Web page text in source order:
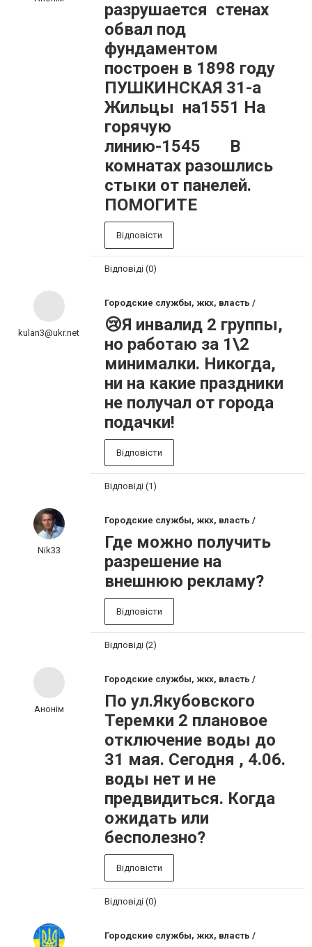
разрушается стенах
обвал под
фундаментом
построен в 1898 году
ПУШКИНСКАЯ 31-а
Жильцы на1551 На
горячую
линию-1545 В
комнатах разошлись
стыки от панелей.
ПОМОГИТЕ
Відповісти
Відповіді (0)
kulan3@ukr.net
Городские службы, жкх, власть /
😢Я инвалид 2 группы,
но работаю за 1\2
минималки. Никогда,
ни на какие праздники
не получал от города
подачки!
Відповісти
Відповіді (1)
Nik33
Городские службы, жкх, власть /
Где можно получить
разрешение на
внешнюю рекламу?
Відповісти
Відповіді (2)
Анонім
Городские службы, жкх, власть /
По ул.Якубовского
Теремки 2 плановое
отключение воды до
31 мая. Сегодня , 4.06.
воды нет и не
предвидиться. Когда
ожидать или
бесполезно?
Відповісти
Відповіді (0)
Городские службы, жкх, власть /